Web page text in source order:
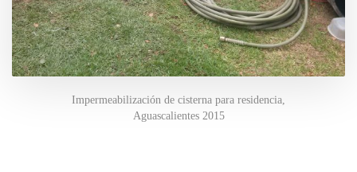
Impermeabilización de cisterna para residencia,
Aguascalientes 2015